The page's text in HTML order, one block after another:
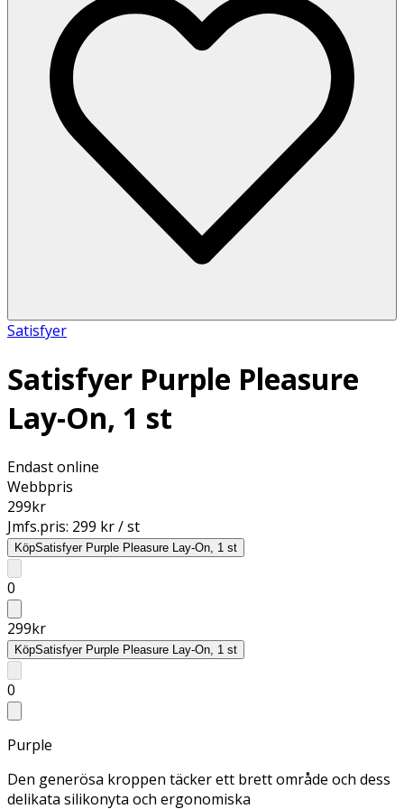
Satisfyer
Satisfyer Purple Pleasure
Lay-On, 1 st
Endast online
Webbpris
299kr
Jmfs.pris: 299 kr / st
KöpSatisfyer Purple Pleasure Lay-On, 1 st
0
299kr
KöpSatisfyer Purple Pleasure Lay-On, 1 st
0
Purple
Den generösa kroppen täcker ett brett område och dess
delikata silikonyta och ergonomiska